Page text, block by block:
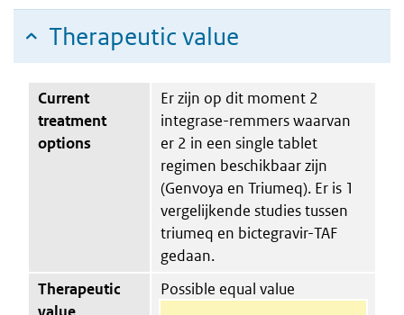
Therapeutic value
Current
treatment
options
Er zijn op dit moment 2
integrase-remmers waarvan
er 2 in een single tablet
regimen beschikbaar zijn
(Genvoya en Triumeq). Er is 1
vergelijkende studies tussen
triumeq en bictegravir-TAF
gedaan.
Therapeutic
Possible equal value